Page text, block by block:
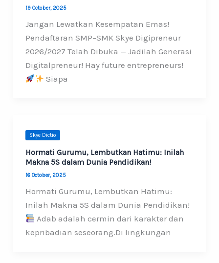
19 October, 2025
Jangan Lewatkan Kesempatan Emas!
Pendaftaran SMP–SMK Skye Digipreneur
2026/2027 Telah Dibuka — Jadilah Generasi
Digitalpreneur! Hay future entrepreneurs!
Siapa
Skye Dictio
Hormati Gurumu, Lembutkan Hatimu: Inilah
Makna 5S dalam Dunia Pendidikan!
16 October, 2025
Hormati Gurumu, Lembutkan Hatimu:
Inilah Makna 5S dalam Dunia Pendidikan!
Adab adalah cermin dari karakter dan
kepribadian seseorang.Di lingkungan